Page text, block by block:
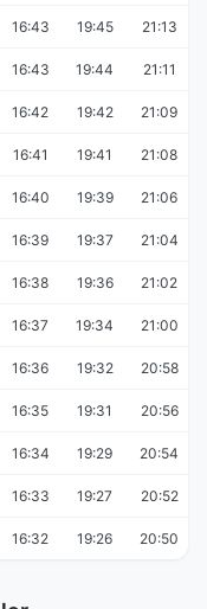
16:43 19:45 21:13
16:43 19:44 21:11
16:42 19:42 21:09
16:41 19:41 21:08
16:40 19:39 21:06
16:39 19:37 21:04
16:38 19:36 21:02
16:37 19:34 21:00
16:36 19:32 20:58
16:35 19:31 20:56
16:34 19:29 20:54
16:33 19:27 20:52
16:32 19:26 20:50